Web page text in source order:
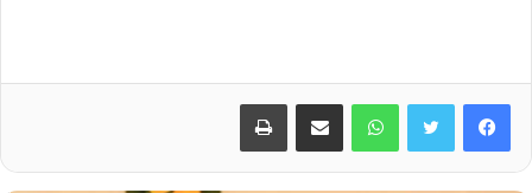
Facebook
Twitter
WhatsApp
Share via Email
Print